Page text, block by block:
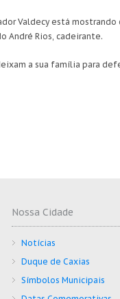
Valdecy está
André Rios, cadeirante.
a sua família para
Nossa Cidade
Notícias
Duque de Caxias
Símbolos Municipais